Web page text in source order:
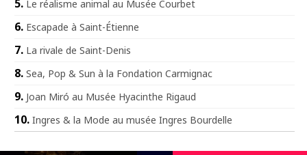
Le réalisme animal au Musée Courbet
Escapade à Saint-Étienne
La rivale de Saint-Denis
Sea, Pop & Sun à la Fondation Carmignac
Joan Miró au Musée Hyacinthe Rigaud
Ingres & la Mode au musée Ingres Bourdelle